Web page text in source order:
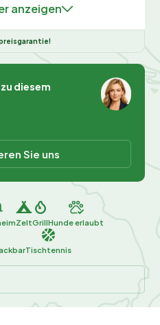
anzeigen
diesem
Sie uns
ZeltGrillHunde erlaubt
Tischtennis